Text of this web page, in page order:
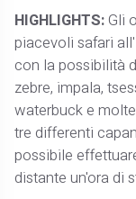
HIGHLIGHTS:Gli
piacevoli safari
con la possibilità
zebre, impala,
waterbuck e
tre differenti
possibile
distante un'ora di